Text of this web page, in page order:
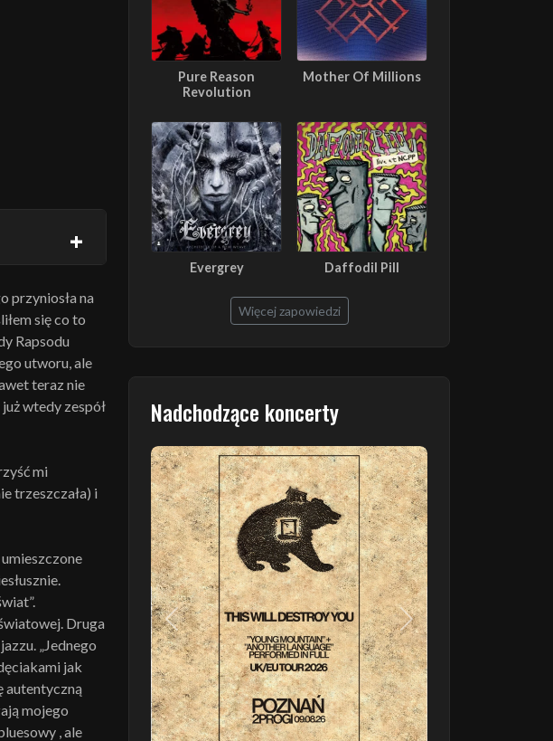
przyniosła na
się co to
Rapsodu
utworu, ale
teraz nie
wtedy zespół
mi
trzeszczała) i
Druga
„Jednego
jak
autentyczną
mojego
, ale
Pure Reason
Revolution
Mother Of Millions
Evergrey Daffodil Pill
Więcej zapowiedzi
Nadchodzące koncerty
Poprzedni Następny